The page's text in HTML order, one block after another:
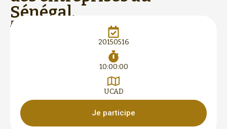
Sénégal.
DRAME Kandioura
20150516
10:00:00
UCAD
Je participe